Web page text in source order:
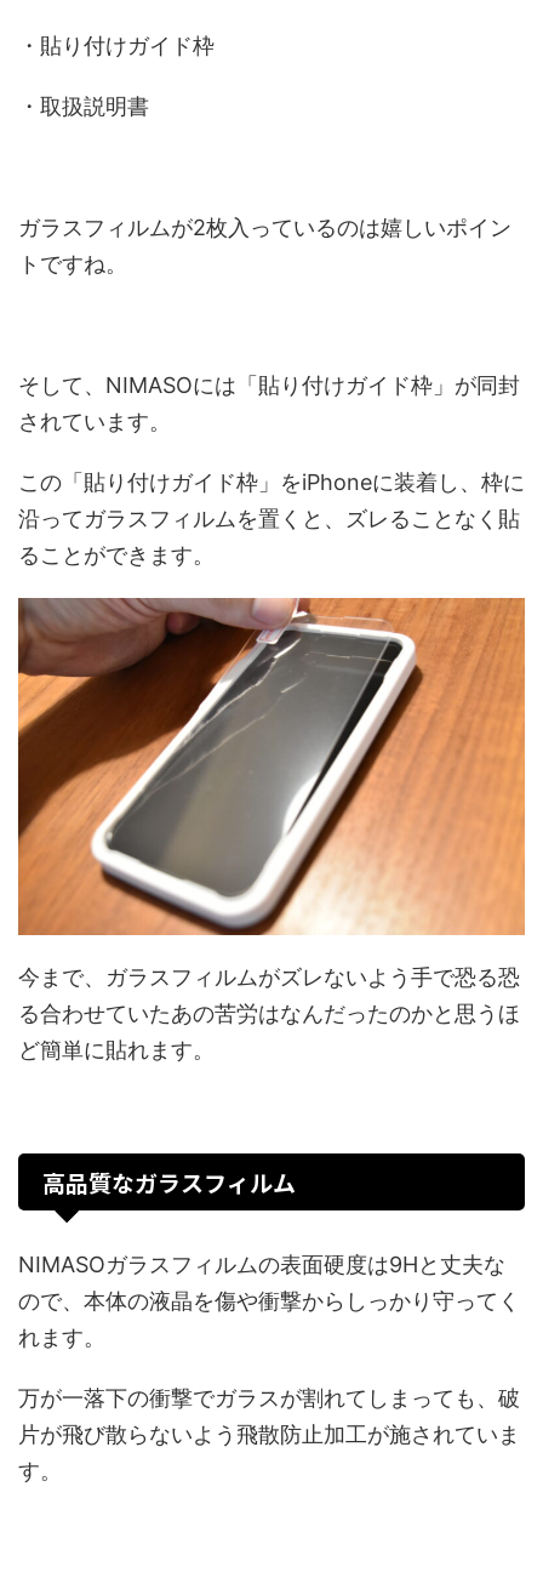
・貼り付けガイド枠
・取扱説明書
ガラスフィルムが2枚入っているのは嬉しいポイン
トですね。
そして、NIMASOには「貼り付けガイド枠」が同封
されています。
この「貼り付けガイド枠」をiPhoneに装着し、枠に
沿ってガラスフィルムを置くと、ズレることなく貼
ることができます。
今まで、ガラスフィルムがズレないよう手で恐る恐
る合わせていたあの苦労はなんだったのかと思うほ
ど簡単に貼れます。
高品質なガラスフィルム
NIMASOガラスフィルムの表面硬度は9Hと丈夫な
ので、本体の液晶を傷や衝撃からしっかり守ってく
れます。
万が一落下の衝撃でガラスが割れてしまっても、破
片が飛び散らないよう飛散防止加工が施されていま
す。